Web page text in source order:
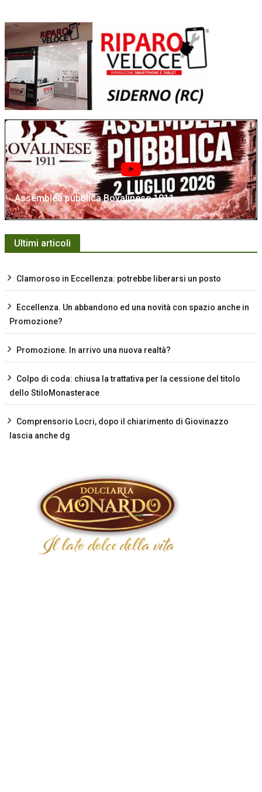
Assemblea pubblica Bovalinese 1911
Ultimi articoli
Clamoroso in Eccellenza: potrebbe liberarsi un posto
Eccellenza. Un abbandono ed una novità con spazio anche in
Promozione?
Promozione. In arrivo una nuova realtà?
Colpo di coda: chiusa la trattativa per la cessione del titolo
dello StiloMonasterace
Comprensorio Locri, dopo il chiarimento di Giovinazzo
lascia anche dg